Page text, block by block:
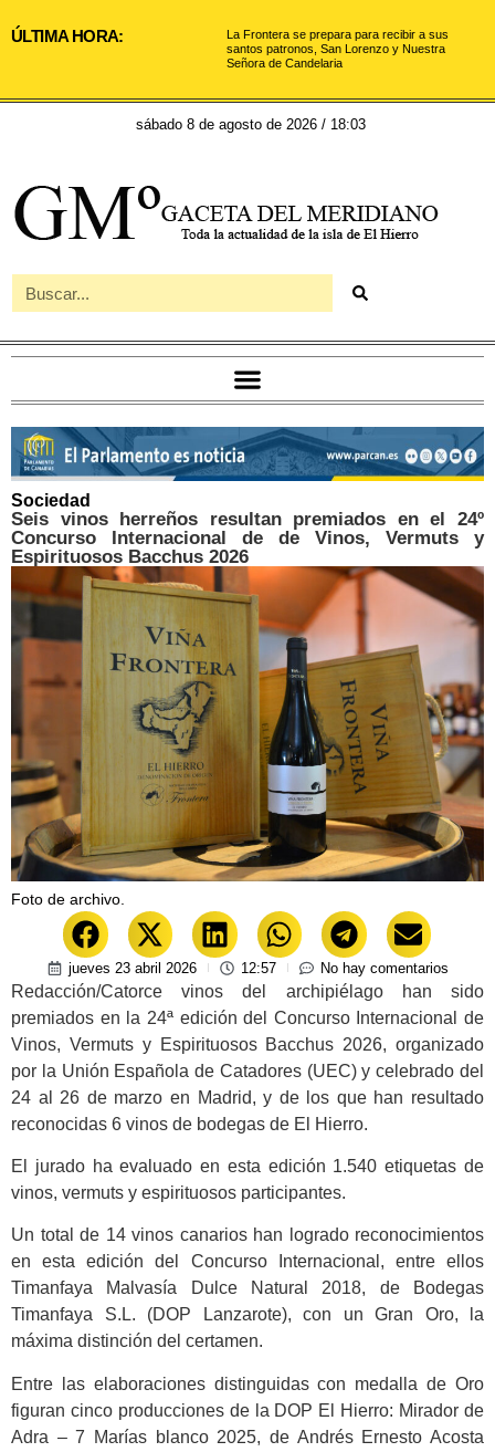
ÚLTIMA HORA:
La Frontera se prepara para recibir a sus
santos patronos, San Lorenzo y Nuestra
Señora de Candelaria
sábado 8 de agosto de 2026 / 18:03
Sociedad
Seis vinos herreños resultan premiados en el 24º
Concurso Internacional de de Vinos, Vermuts y
Espirituosos Bacchus 2026
Foto de archivo.
jueves 23 abril 2026 12:57 No hay comentarios
Redacción/Catorce vinos del archipiélago han sido
premiados en la 24ª edición del Concurso Internacional de
Vinos, Vermuts y Espirituosos Bacchus 2026, organizado
por la Unión Española de Catadores (UEC) y celebrado del
24 al 26 de marzo en Madrid, y de los que han resultado
reconocidas 6 vinos de bodegas de El Hierro.
El jurado ha evaluado en esta edición 1.540 etiquetas de
vinos, vermuts y espirituosos participantes.
Un total de 14 vinos canarios han logrado reconocimientos
en esta edición del Concurso Internacional, entre ellos
Timanfaya Malvasía Dulce Natural 2018, de Bodegas
Timanfaya S.L. (DOP Lanzarote), con un Gran Oro, la
máxima distinción del certamen.
Entre las elaboraciones distinguidas con medalla de Oro
figuran cinco producciones de la DOP El Hierro: Mirador de
Adra – 7 Marías blanco 2025, de Andrés Ernesto Acosta